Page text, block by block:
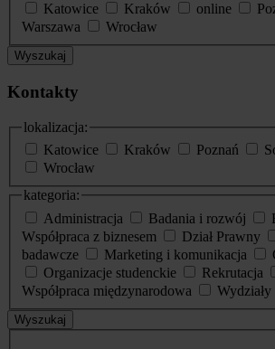
Katowice
Kraków online
Warszawa
Wrocław
Wyszukaj
Kontakty
lokalizacja:
Katowice
Kraków Poznań
Wrocław
kategoria:
Administracja
Badania i rozwój
Współpraca z biznesem
Dział Prawny
badawcze
Marketing i komunikacja
Organizacje studenckie
Rekrutacja
Współpraca międzynarodowa
Wydziały
Wyszukaj